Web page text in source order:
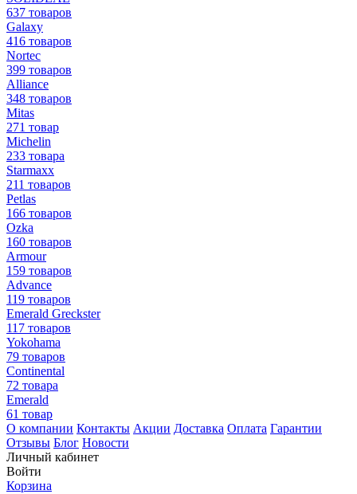
637 товаров
Galaxy
416 товаров
Nortec
399 товаров
Alliance
348 товаров
Mitas
271 товар
Michelin
233 товара
Starmaxx
211 товаров
Petlas
166 товаров
Ozka
160 товаров
Armour
159 товаров
Advance
119 товаров
Emerald Greckster
117 товаров
Yokohama
79 товаров
Continental
72 товара
Emerald
61 товар
О компании Контакты Акции Доставка Оплата Гарантии
Отзывы Блог Новости
Личный кабинет
Войти
Корзина